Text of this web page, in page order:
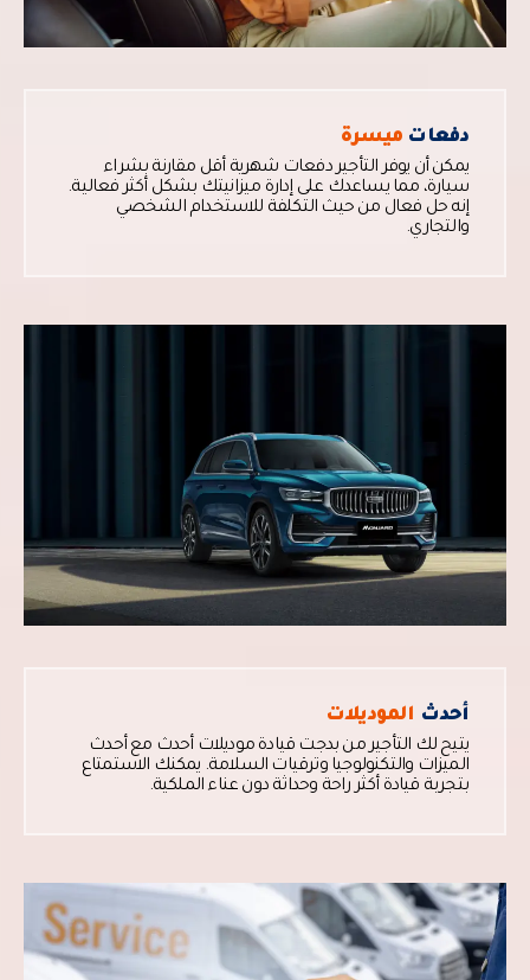
دفعات ميسرة
يمكن أن يوفر التأجير دفعات شهرية أقل مقارنة بشراء
سيارة، مما يساعدك على إدارة ميزانيتك بشكل أكثر فعالية.
إنه حل فعال من حيث التكلفة للاستخدام الشخصي
والتجاري.
أحدث الموديلات
يتيح لك التأجير من بدجت قيادة موديلات أحدث مع أحدث
الميزات والتكنولوجيا وترقيات السلامة. يمكنك الاستمتاع
بتجربة قيادة أكثر راحة وحداثة دون عناء الملكية.